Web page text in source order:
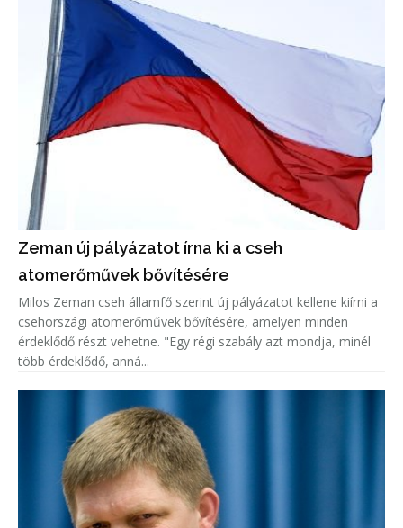
Zeman új pályázatot írna ki a cseh
atomerőművek bővítésére
Milos Zeman cseh államfő szerint új pályázatot kellene kiírni a
csehországi atomerőművek bővítésére, amelyen minden
érdeklődő részt vehetne. "Egy régi szabály azt mondja, minél
több érdeklődő, anná...